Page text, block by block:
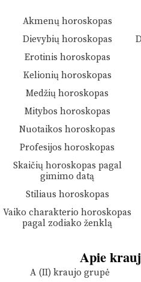
Akmenų horoskopas
Dievybių horoskopas
Erotinis horoskopas
Kelionių horoskopas
Medžių horoskopas
Mitybos horoskopas
Nuotaikos horoskopas
Profesijos horoskopas
Skaičių horoskopas pagal
gimimo datą
Stiliaus horoskopas
Vaiko charakterio horoskopas
pagal zodiako ženklą
Apie
A (II) kraujo grupė